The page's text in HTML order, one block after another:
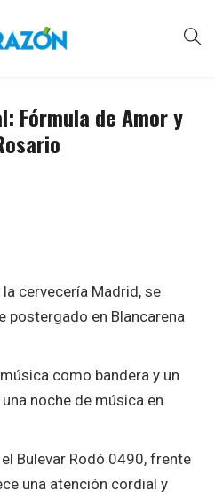
Fórmula de Amor y
cervecería Madrid, se
postergado en Blancarena
como bandera y un
noche de música en
Bulevar Rodó 0490, frente
una atención cordial y